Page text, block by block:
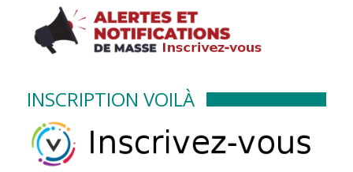
INSCRIPTION VOILÀ